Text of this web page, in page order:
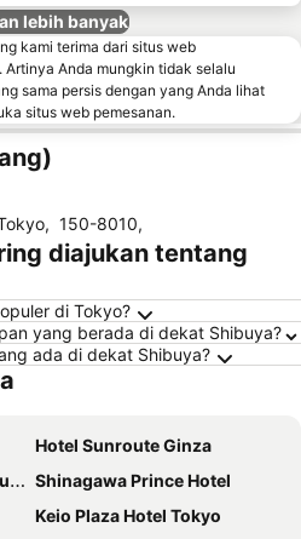
lebih banyak
kami terima dari situs web
Artinya Anda mungkin tidak selalu
sama persis dengan yang Anda lihat
situs web pemesanan.
, 150-8010,
diajukan tentang
di Tokyo?
yang berada di dekat Shibuya?
ada di dekat Shibuya?
Hotel Sunroute Ginza
Shinagawa Prince Hotel
Keio Plaza Hotel Tokyo